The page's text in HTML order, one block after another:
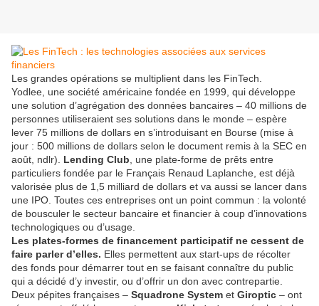
Les grandes opérations se multiplient dans les FinTech.
Yodlee, une société américaine fondée en 1999, qui développe
une solution d’agrégation des données bancaires – 40 millions de
personnes utiliseraient ses solutions dans le monde – espère
lever 75 millions de dollars en s’introduisant en Bourse (mise à
jour : 500 millions de dollars selon le document remis à la SEC en
août, ndlr). Lending Club , une plate-forme de prêts entre
particuliers fondée par le Français Renaud Laplanche, est déjà
valorisée plus de 1,5 milliard de dollars et va aussi se lancer dans
une IPO. Toutes ces entreprises ont un point commun : la volonté
de bousculer le secteur bancaire et financier à coup d’innovations
technologiques ou d’usage.
Les plates-formes de financement participatif ne cessent de
faire parler d’elles. Elles permettent aux start-ups de récolter
des fonds pour démarrer tout en se faisant connaître du public
qui a décidé d’y investir, ou d’offrir un don avec contrepartie.
Deux pépites françaises – Squadrone System et Giroptic – ont